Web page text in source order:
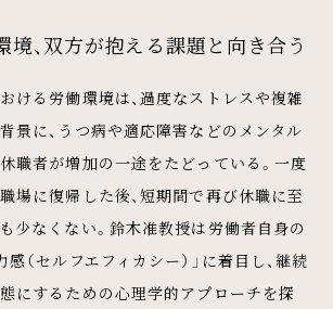
境、双方が抱える課題と向き合う
ける労働環境は、過度なストレスや複雑
景に、うつ病や適応障害などのメンタル
職者が増加の一途をたどっている。一度
場に復帰した後、短期間で再び休職に至
少なくない。鈴木准教授は労働者自身の
（セルフエフィカシー）」に着目し、継続
にするための心理学的アプローチを探